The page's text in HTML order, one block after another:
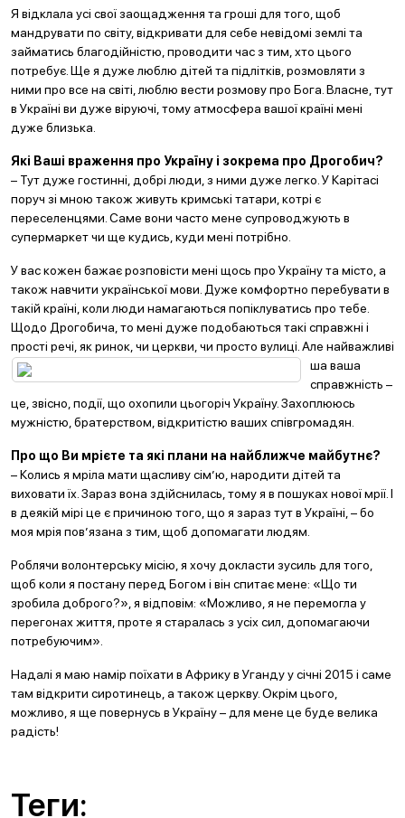
Я відклала усі свої заощадження та гроші для того, щоб
мандрувати по світу, відкривати для себе невідомі землі та
займатись благодійністю, проводити час з тим, хто цього
потребує. Ще я дуже люблю дітей та підлітків, розмовляти з
ними про все на світі, люблю вести розмову про Бога. Власне, тут
в Україні ви дуже віруючі, тому атмосфера вашої країні мені
дуже близька.
Які Ваші враження про Україну і зокрема про Дрогобич?
– Тут дуже гостинні, добрі люди, з ними дуже легко. У Карітасі
поруч зі мною також живуть кримські татари, котрі є
переселенцями. Саме вони часто мене супроводжують в
супермаркет чи ще кудись, куди мені потрібно.
У вас кожен бажає розповісти мені щось про Україну та місто, а
також навчити української мови. Дуже комфортно перебувати в
такій країні, коли люди намагаються попіклуватись про тебе.
Щодо Дрогобича, то мені дуже подобаються такі справжні і
прості речі, як ринок, чи церкви, чи просто вулиці. Але найважливі
ша ваша
справжність –
це, звісно, події, що охопили цьогоріч Україну. Захоплююсь
мужністю, братерством, відкритістю ваших співгромадян.
Про що Ви мрієте та які плани на найближче майбутнє?
– Колись я мріла мати щасливу сім’ю, народити дітей та
виховати їх. Зараз вона здійснилась, тому я в пошуках нової мрії. І
в деякій мірі це є причиною того, що я зараз тут в Україні, – бо
моя мрія пов’язана з тим, щоб допомагати людям.
Роблячи волонтерську місію, я хочу докласти зусиль для того,
щоб коли я постану перед Богом і він спитає мене: «Що ти
зробила доброго?», я відповім: «Можливо, я не перемогла у
перегонах життя, проте я старалась з усіх сил, допомагаючи
потребуючим».
Надалі я маю намір поїхати в Африку в Уганду у січні 2015 і саме
там відкрити сиротинець, а також церкву. Окрім цього,
можливо, я ще повернусь в Україну – для мене це буде велика
радість!
Теги: